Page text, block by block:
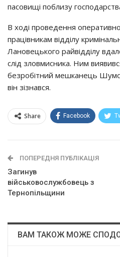
пасовищі поблизу
В ході проведення
працівникам відділу
Лановецького райвідділу
слід зловмисника. Ним
безробітний мешканець
він зізнався.
Share Facebook
ПОПЕРЕДНЯ ПУБЛІКАЦІЯ
Загинув
військовослужбовець з
Тернопільщини
ВАМ ТАКОЖ МОЖЕ